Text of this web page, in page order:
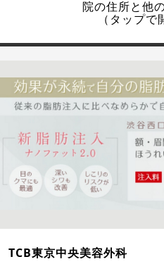
院の住所と他
（タップで
TCB東京中央美容外科